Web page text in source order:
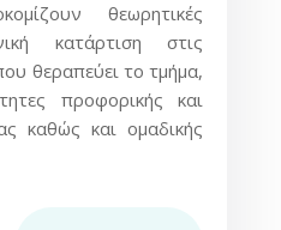
θεωρητικές
κατάρτιση στις
θεραπεύει το τμήμα,
προφορικής και
καθώς και ομαδικής